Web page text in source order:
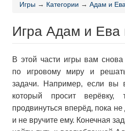
Игры → Категории → Адам и Ева
Игра Адам и Ева
В этой части игры вам
по игровому миру и
задачи. Например, если вы
который просит
продвинуться вперёд, пока не
и не вручите ему. Конечная